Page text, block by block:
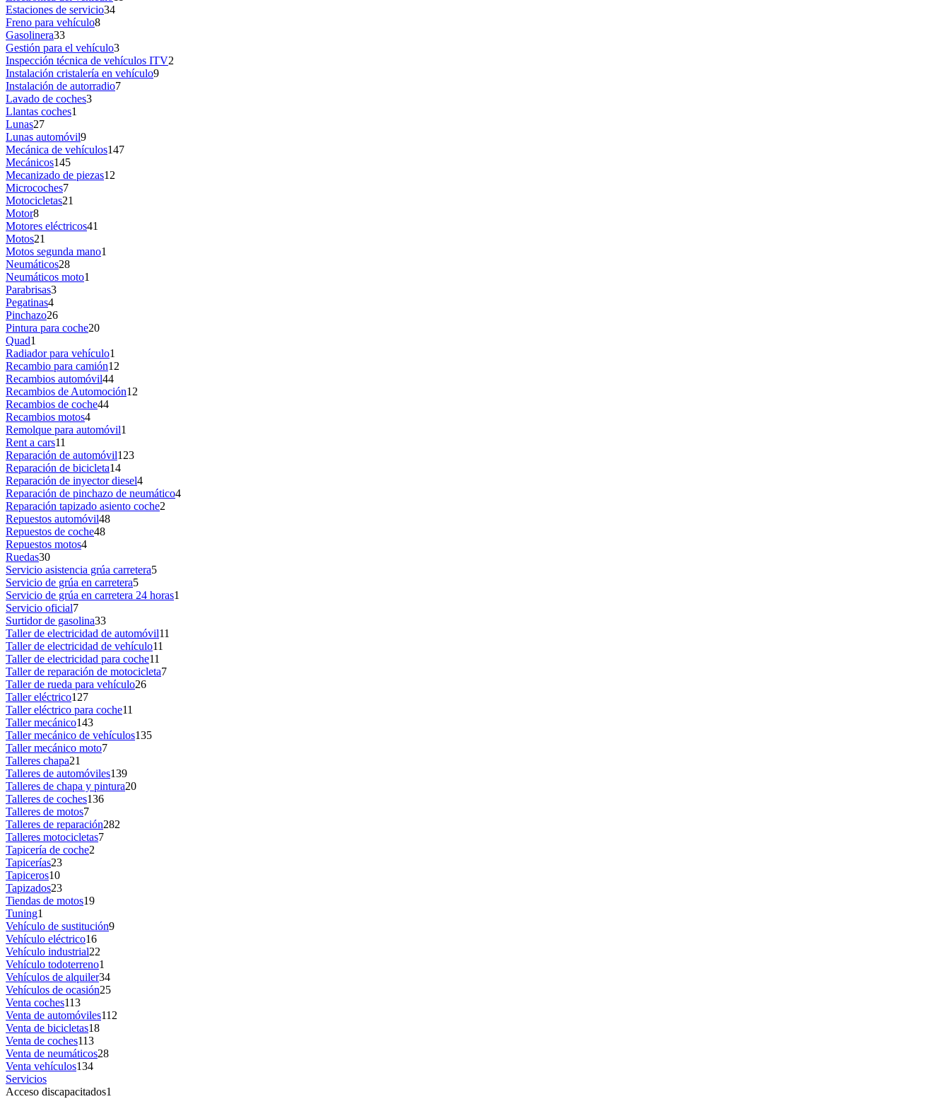
Estaciones de servicio34
Freno para vehículo8
Gasolinera33
Gestión para el vehículo3
Inspección técnica de vehículos ITV2
Instalación cristalería en vehículo9
Instalación de autorradio7
Lavado de coches3
Llantas coches1
Lunas27
Lunas automóvil9
Mecánica de vehículos147
Mecánicos145
Mecanizado de piezas12
Microcoches7
Motocicletas21
Motor8
Motores eléctricos41
Motos21
Motos segunda mano1
Neumáticos28
Neumáticos moto1
Parabrisas3
Pegatinas4
Pinchazo26
Pintura para coche20
Quad1
Radiador para vehículo1
Recambio para camión12
Recambios automóvil44
Recambios de Automoción12
Recambios de coche44
Recambios motos4
Remolque para automóvil1
Rent a cars11
Reparación de automóvil123
Reparación de bicicleta14
Reparación de inyector diesel4
Reparación de pinchazo de neumático4
Reparación tapizado asiento coche2
Repuestos automóvil48
Repuestos de coche48
Repuestos motos4
Ruedas30
Servicio asistencia grúa carretera5
Servicio de grúa en carretera5
Servicio de grúa en carretera 24 horas1
Servicio oficial7
Surtidor de gasolina33
Taller de electricidad de automóvil11
Taller de electricidad de vehículo11
Taller de electricidad para coche11
Taller de reparación de motocicleta7
Taller de rueda para vehículo26
Taller eléctrico127
Taller eléctrico para coche11
Taller mecánico143
Taller mecánico de vehículos135
Taller mecánico moto7
Talleres chapa21
Talleres de automóviles139
Talleres de chapa y pintura20
Talleres de coches136
Talleres de motos7
Talleres de reparación282
Talleres motocicletas7
Tapicería de coche2
Tapicerías23
Tapiceros10
Tapizados23
Tiendas de motos19
Tuning1
Vehículo de sustitución9
Vehículo eléctrico16
Vehículo industrial22
Vehículo todoterreno1
Vehículos de alquiler34
Vehículos de ocasión25
Venta coches113
Venta de automóviles112
Venta de bicicletas18
Venta de coches113
Venta de neumáticos28
Venta vehículos134
Servicios
Acceso discapacitados1